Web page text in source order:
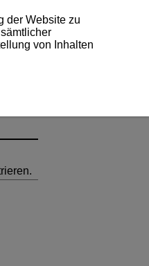
der Website zu
von Inhalten